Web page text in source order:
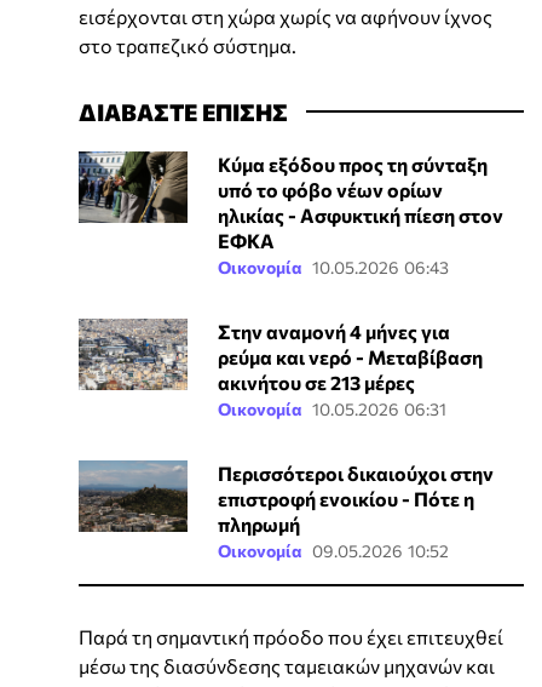
εισέρχονται στη χώρα χωρίς να αφήνουν ίχνος
στο τραπεζικό σύστημα.
ΔΙΑΒΑΣΤΕ ΕΠΙΣΗΣ
Κύμα εξόδου προς τη σύνταξη
υπό το φόβο νέων ορίων
ηλικίας - Ασφυκτική πίεση στον
ΕΦΚΑ
Οικονομία 10.05.2026 06:43
Στην αναμονή 4 μήνες για
ρεύμα και νερό - Μεταβίβαση
ακινήτου σε 213 μέρες
Οικονομία 10.05.2026 06:31
Περισσότεροι δικαιούχοι στην
επιστροφή ενοικίου - Πότε η
πληρωμή
Οικονομία 09.05.2026 10:52
Παρά τη σημαντική πρόοδο που έχει επιτευχθεί
μέσω της διασύνδεσης ταμειακών μηχανών και